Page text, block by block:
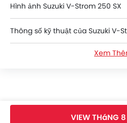
Hình ảnh Suzuki V-Strom 250 SX
Thông số kỹ thuật của Suzuki V-
Suzuki V-Strom 250 SX FAQs
Xem
VIEW THáNG 8